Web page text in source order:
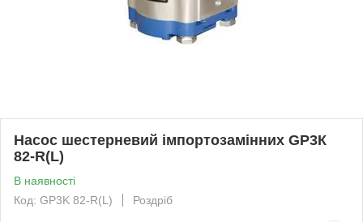
Насос шестерневий імпортозамінних GP3К
82-R(L)
В наявності
Код: GP3K 82-R(L)
Роздріб